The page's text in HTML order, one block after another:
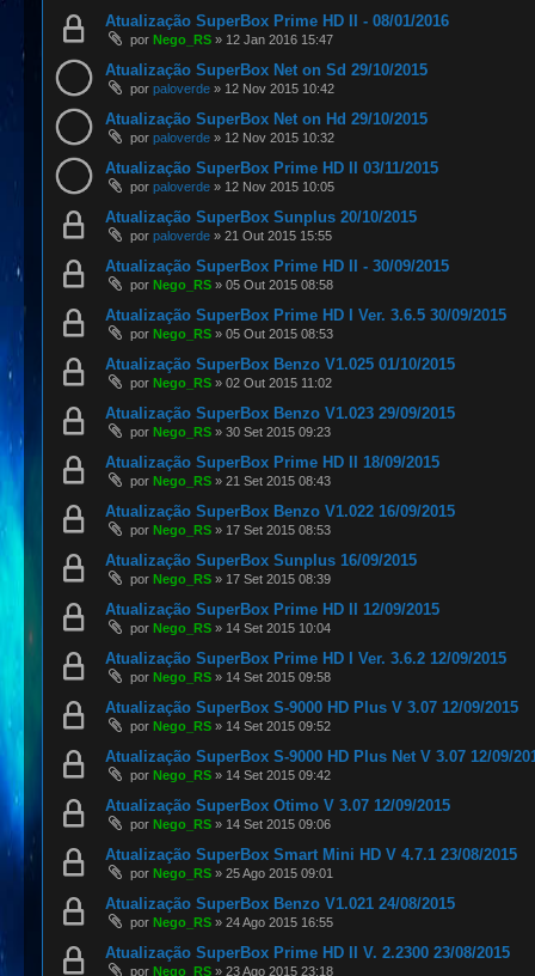
Atualização SuperBox Prime HD II - 08/01/2016
por Nego_RS » 12 Jan 2016 15:47
Atualização SuperBox Net on Sd 29/10/2015
por paloverde » 12 Nov 2015 10:42
Atualização SuperBox Net on Hd 29/10/2015
por paloverde » 12 Nov 2015 10:32
Atualização SuperBox Prime HD II 03/11/2015
por paloverde » 12 Nov 2015 10:05
Atualização SuperBox Sunplus 20/10/2015
por paloverde » 21 Out 2015 15:55
Atualização SuperBox Prime HD II - 30/09/2015
por Nego_RS » 05 Out 2015 08:58
Atualização SuperBox Prime HD I Ver. 3.6.5 30/09/2015
por Nego_RS » 05 Out 2015 08:53
Atualização SuperBox Benzo V1.025 01/10/2015
por Nego_RS » 02 Out 2015 11:02
Atualização SuperBox Benzo V1.023 29/09/2015
por Nego_RS » 30 Set 2015 09:23
Atualização SuperBox Prime HD II 18/09/2015
por Nego_RS » 21 Set 2015 08:43
Atualização SuperBox Benzo V1.022 16/09/2015
por Nego_RS » 17 Set 2015 08:53
Atualização SuperBox Sunplus 16/09/2015
por Nego_RS » 17 Set 2015 08:39
Atualização SuperBox Prime HD II 12/09/2015
por Nego_RS » 14 Set 2015 10:04
Atualização SuperBox Prime HD I Ver. 3.6.2 12/09/2015
por Nego_RS » 14 Set 2015 09:58
Atualização SuperBox S-9000 HD Plus V 3.07 12/09/2015
por Nego_RS » 14 Set 2015 09:52
Atualização SuperBox S-9000 HD Plus Net V 3.07 12/09/
por Nego_RS » 14 Set 2015 09:42
Atualização SuperBox Otimo V 3.07 12/09/2015
por Nego_RS » 14 Set 2015 09:06
Atualização SuperBox Smart Mini HD V 4.7.1 23/08/2015
por Nego_RS » 25 Ago 2015 09:01
Atualização SuperBox Benzo V1.021 24/08/2015
por Nego_RS » 24 Ago 2015 16:55
Atualização SuperBox Prime HD II V. 2.2300 23/08/2015
por Nego_RS » 23 Ago 2015 23:18